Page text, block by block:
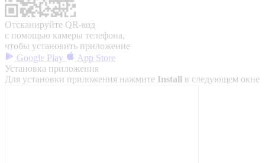
Отсканируйте QR-код
с помощью камеры телефона,
чтобы установить приложение
Google Play
App Store
Установка приложения
Для установки приложения нажмите Install в следующем окне